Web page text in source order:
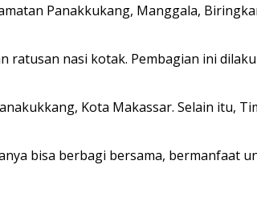
Panakkukang, Manggala,
nasi kotak. Pembagian ini
Kota Makassar. Selain itu,
bisa berbagi bersama, bermanfaat